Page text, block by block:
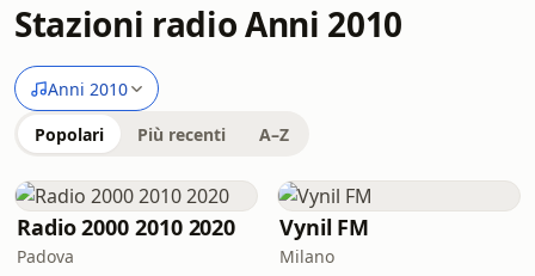
Stazioni radio Anni 2010
Anni 2010
Popolari Più recenti A–Z
Radio 2000 2010 2020
Padova
Vynil FM
Milano